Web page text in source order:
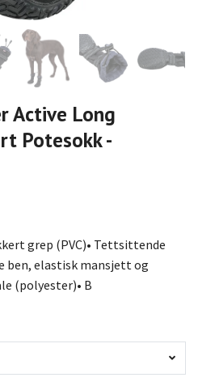
Active Long
Potesokk -
grep (PVC)• Tettsittende
ben, elastisk mansjett og
(polyester)• B